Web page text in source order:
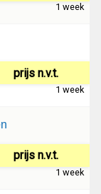
1 week
prijs n.v.t.
1 week
prijs n.v.t.
1 week